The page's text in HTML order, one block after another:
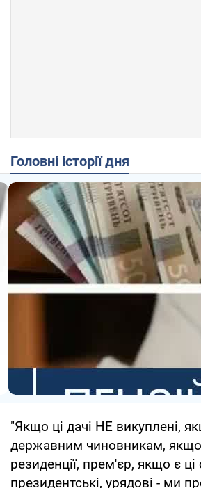
Головні історії дня
"Якщо ці дачі НЕ викуплені,
державним чиновникам,
резиденції, прем'єр, якщо є ці
президентські, урядові - ми